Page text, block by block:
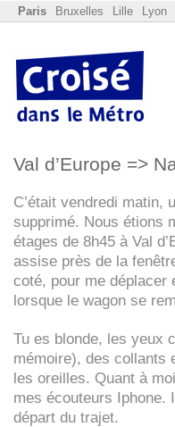
Paris Bruxelles Lille Lyon
Val d’Europe =>
C’était vendredi matin,
supprimé. Nous étions
étages de 8h45 à Val
assise près de la
coté, pour me déplacer
lorsque le wagon se
Tu es blonde, les yeux
mémoire), des collants
les oreilles. Quant à
mes écouteurs Iphone.
départ du trajet.